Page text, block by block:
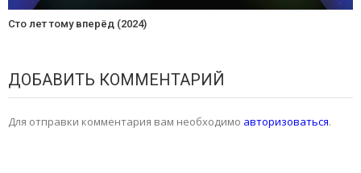
Сто лет тому вперёд (2024)
ДОБАВИТЬ КОММЕНТАРИЙ
Для отправки комментария вам необходимо авторизоваться.